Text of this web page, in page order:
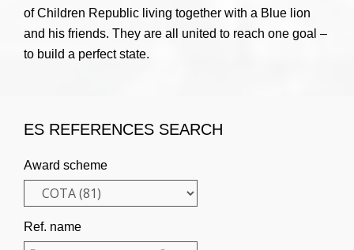
of Children Republic living together with a Blue lion
and his friends. They are all united to reach one goal –
to build a perfect state.
ES REFERENCES SEARCH
Award scheme
Ref. name